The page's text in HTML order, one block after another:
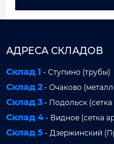
АДРЕСА СКЛАДОВ
Склад 1 - Ступино (трубы)
Склад 2 - Очаково
Склад 3 - Подольск (сетка
Склад 4 - Видное (сетка
Склад 5 - Дзержинский